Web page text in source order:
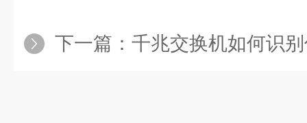
下一篇： 千兆交换机如何识别优劣